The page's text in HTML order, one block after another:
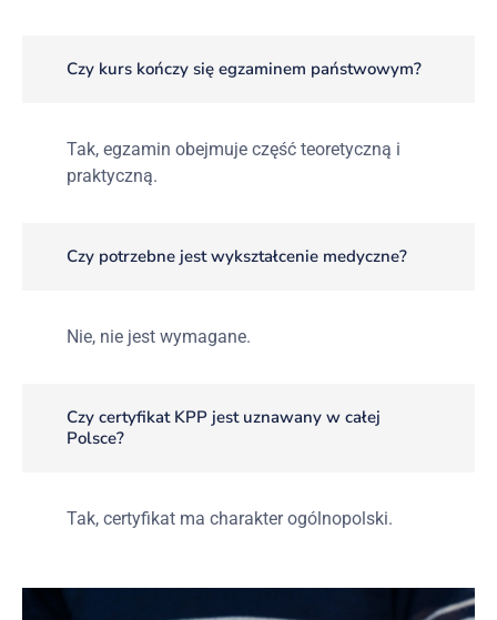
Czy kurs kończy się egzaminem państwowym?
Tak, egzamin obejmuje część teoretyczną i
praktyczną.
Czy potrzebne jest wykształcenie medyczne?
Nie, nie jest wymagane.
Czy certyfikat KPP jest uznawany w całej
Polsce?
Tak, certyfikat ma charakter ogólnopolski.